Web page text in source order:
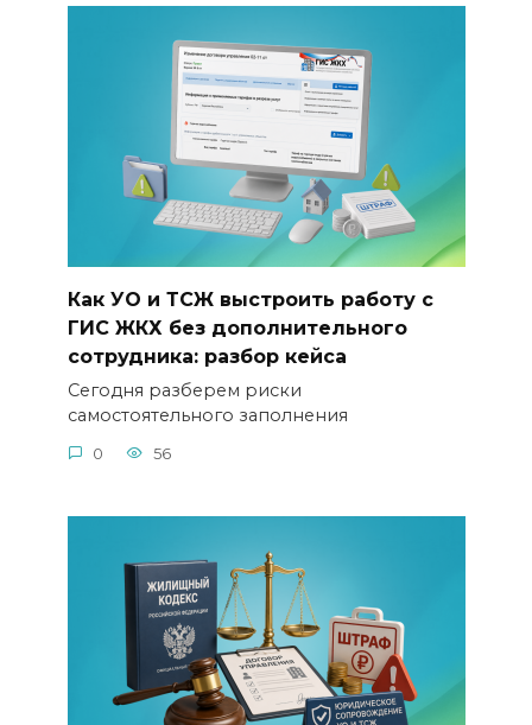
Как УО и ТСЖ выстроить работу с
ГИС ЖКХ без дополнительного
сотрудника: разбор кейса
Сегодня разберем риски
самостоятельного заполнения
0 56